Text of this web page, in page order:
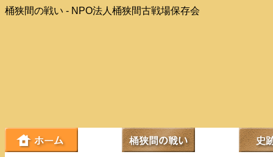
桶狭間の戦い - NPO法人桶狭間古戦場保存会